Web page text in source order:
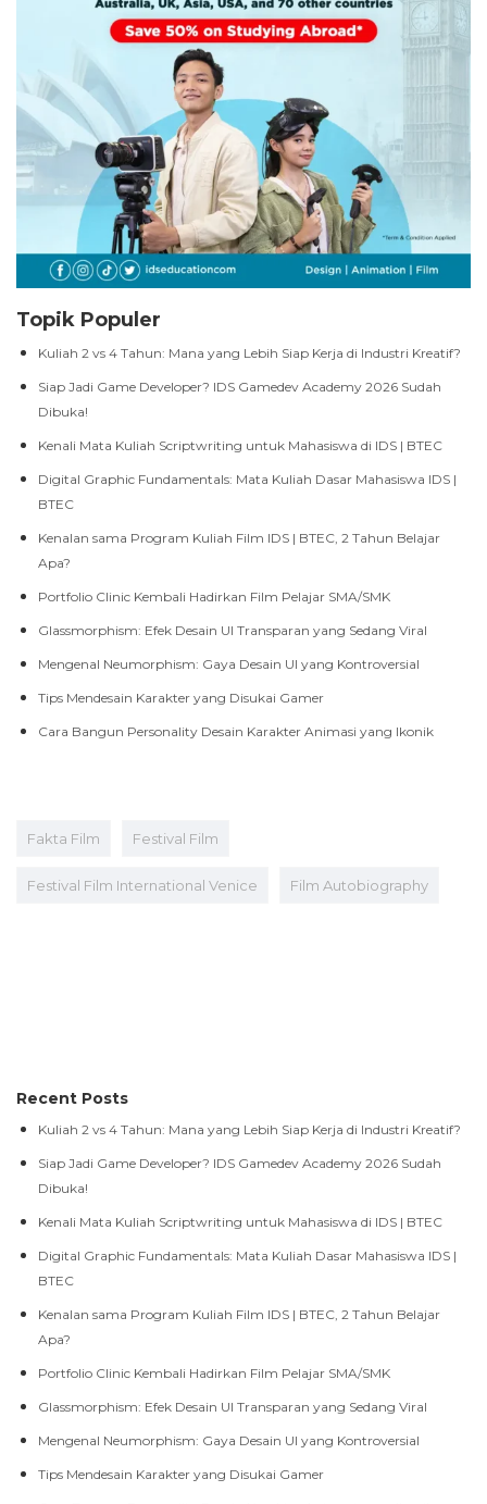
Topik Populer
Kuliah 2 vs 4 Tahun: Mana yang Lebih Siap Kerja di Industri Kreatif?
Siap Jadi Game Developer? IDS Gamedev Academy 2026 Sudah
Dibuka!
Kenali Mata Kuliah Scriptwriting untuk Mahasiswa di IDS | BTEC
Digital Graphic Fundamentals: Mata Kuliah Dasar Mahasiswa IDS |
BTEC
Kenalan sama Program Kuliah Film IDS | BTEC, 2 Tahun Belajar
Apa?
Portfolio Clinic Kembali Hadirkan Film Pelajar SMA/SMK
Glassmorphism: Efek Desain UI Transparan yang Sedang Viral
Mengenal Neumorphism: Gaya Desain UI yang Kontroversial
Tips Mendesain Karakter yang Disukai Gamer
Cara Bangun Personality Desain Karakter Animasi yang Ikonik
Fakta Film Festival Film
Festival Film International Venice Film Autobiography
Recent Posts
Kuliah 2 vs 4 Tahun: Mana yang Lebih Siap Kerja di Industri Kreatif?
Siap Jadi Game Developer? IDS Gamedev Academy 2026 Sudah
Dibuka!
Kenali Mata Kuliah Scriptwriting untuk Mahasiswa di IDS | BTEC
Digital Graphic Fundamentals: Mata Kuliah Dasar Mahasiswa IDS |
BTEC
Kenalan sama Program Kuliah Film IDS | BTEC, 2 Tahun Belajar
Apa?
Portfolio Clinic Kembali Hadirkan Film Pelajar SMA/SMK
Glassmorphism: Efek Desain UI Transparan yang Sedang Viral
Mengenal Neumorphism: Gaya Desain UI yang Kontroversial
Tips Mendesain Karakter yang Disukai Gamer